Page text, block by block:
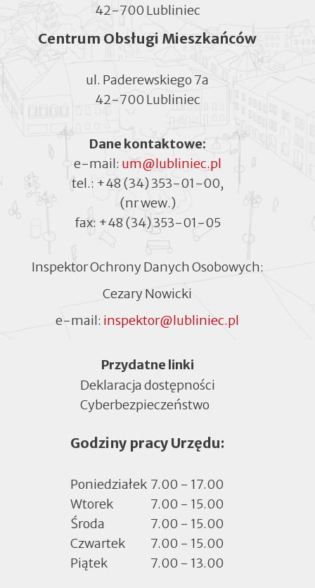
42-700 Lubliniec
Centrum Obsługi Mieszkańców
ul. Paderewskiego 7a
42-700 Lubliniec
Dane kontaktowe:
e-mail: um@lubliniec.pl
tel.: +48 (34) 353-01-00,
(nr wew.)
fax: +48 (34) 353-01-05
Inspektor Ochrony Danych Osobowych:
Cezary Nowicki
e-mail: inspektor@lubliniec.pl
MenuPrzydatne linki
Deklaracja dostępności
Cyberbezpieczeństwo
w
zakładce
Godziny pracy Urzędu:
Poniedziałek 7.00 - 17.00
Wtorek
7.00 - 15.00
Środa
7.00 - 15.00
Czwartek
7.00 - 15.00
Piątek
7.00 - 13.00